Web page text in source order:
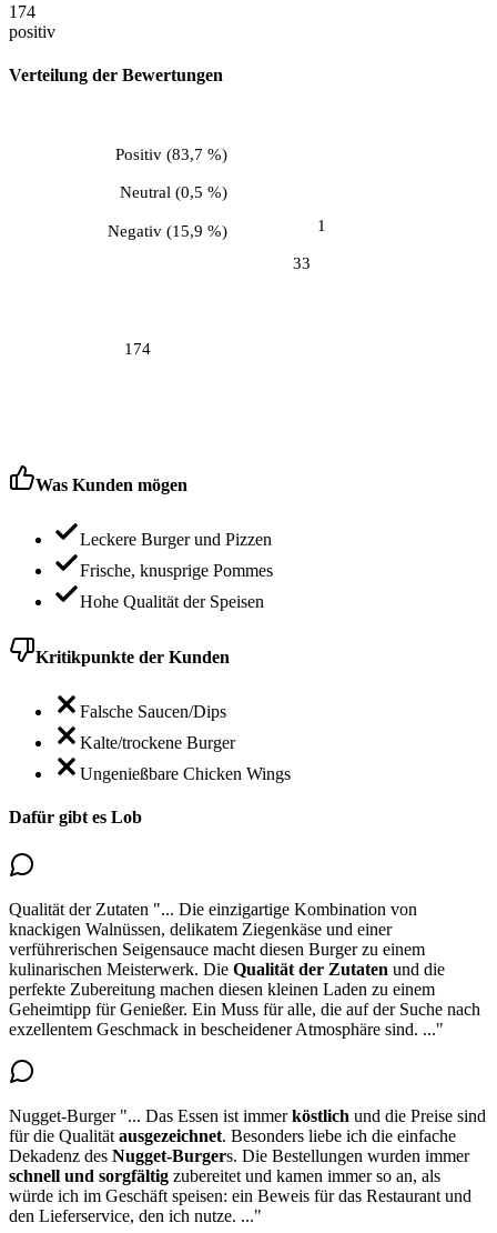
174
positiv
Verteilung der Bewertungen
33
Negativ(15,9 %) 1
Neutral (0,5 %)
174
Positiv(83,7 %)
Was Kunden mögen
Leckere Burger und Pizzen
Frische, knusprige Pommes
Hohe Qualität der Speisen
Kritikpunkte der Kunden
Falsche Saucen/Dips
Kalte/trockene Burger
Ungenießbare Chicken Wings
Dafür gibt es Lob
Qualität der Zutaten "... Die einzigartige Kombination von
knackigen Walnüssen, delikatem Ziegenkäse und einer
verführerischen Seigensauce macht diesen Burger zu einem
kulinarischen Meisterwerk. Die Qualität der Zutaten und die
perfekte Zubereitung machen diesen kleinen Laden zu einem
Geheimtipp für Genießer. Ein Muss für alle, die auf der Suche nach
exzellentem Geschmack in bescheidener Atmosphäre sind. ..."
Nugget-Burger "... Das Essen ist immerköstlich und die Preise sind
für die Qualität ausgezeichnet. Besonders liebe ich die einfache
Dekadenz des Nugget-Burgers. Die Bestellungen wurden immer
schnell und sorgfältig zubereitet und kamen immer so an, als
würde ich im Geschäft speisen: ein Beweis für das Restaurant und
den Lieferservice, den ich nutze. ..."